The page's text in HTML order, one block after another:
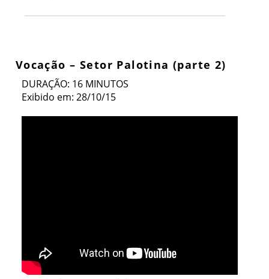
Vocação – Setor Palotina (parte 2)
DURAÇÃO: 16 MINUTOS
Exibido em: 28/10/15